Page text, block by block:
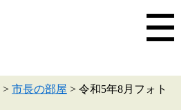
> 市長の部屋 > 令和5年8月フォト